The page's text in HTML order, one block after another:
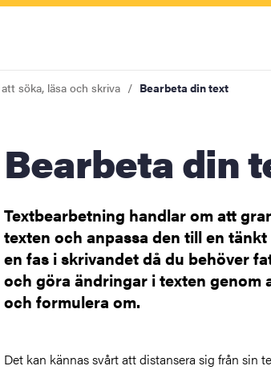
söka, läsa och skriva Bearbeta din text
Bearbeta din
Textbearbetning handlar om att
texten och anpassa den till en
en fas i skrivandet då du behöver
och göra ändringar i texten genom
och formulera om.
Det kan kännas svårt att distansera sig från sin